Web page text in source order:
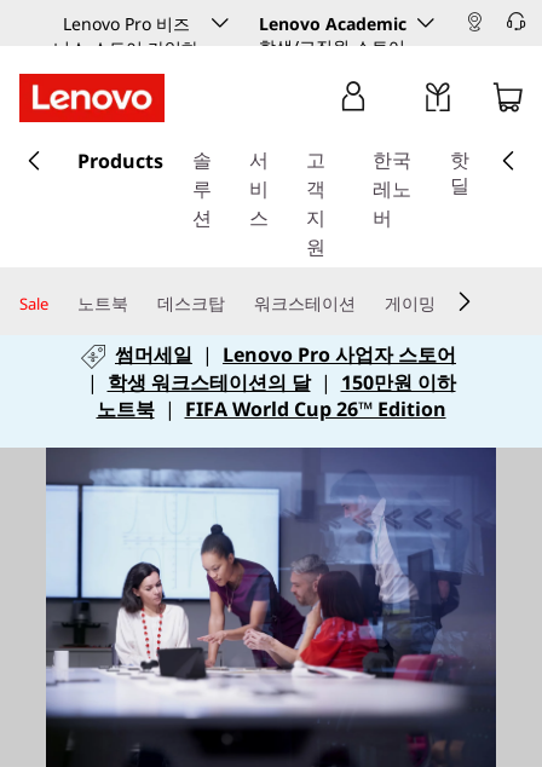
Lenovo Pro 비즈
니스 스토어 가입하
기
Lenovo Academic
학생/교직원 스토어
요
건
Products
솔
루
션
서
비
스
고
객
지
원
한국
레노
버
핫
딜
Sale 노트북 데스크탑 워크스테이션 게이밍
썸머세일 | Lenovo Pro 사업자 스토어
| 학생 워크스테이션의 달| 150만원 이하
노트북| FIFA World Cup 26™ Edition